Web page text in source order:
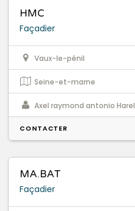
HMC
Façadier
Vaux-le-pénil
Seine-et-marne
Axel raymond antonio Harel
CONTACTER
MA.BAT
Façadier